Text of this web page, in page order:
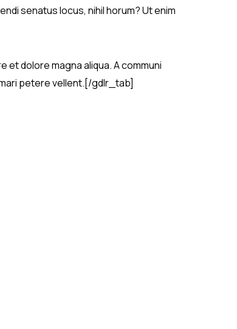
senatus locus, nihil horum? Ut enim
dolore magna aliqua. A communi
petere vellent.[/gdlr_tab]